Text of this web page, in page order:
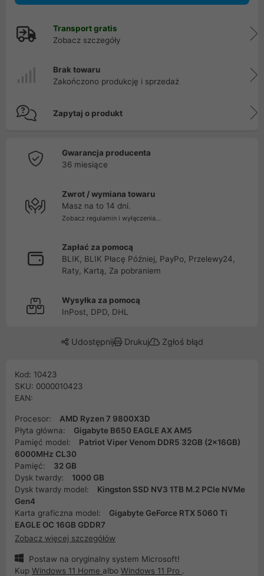
Transport gratis
Zobacz szczegóły
Brak towaru
Zakończono produkcję i sprzedaż
Zapytaj o produkt
Gwarancja producenta
36 miesiące
Zwrot / wymiana towaru
Masz na to 14 dni.
Zobacz regulamin i wyłączenia...
Zapłać za pomocą
BLIK, BLIK Płacę Później, PayPo, Przelewy24,
Raty, Kartą, Za pobraniem
Wysyłka za pomocą
InPost, DPD, DHL
Udostępnij Drukuj Zgłoś błąd
Kod: 10423
SKU: 0000010423
EAN:
Procesor:
AMD Ryzen 7 9800X3D
Płyta główna:
Gigabyte B650 EAGLE AX AM5
Pamięć model:
Patriot Viper Venom DDR5 32GB (2x16GB)
6000MHz CL30
Pamięć:
32 GB
Dysk twardy:
1000 GB
Dysk twardy model:
Kingston SSD NV3 1TB M.2 PCIe NVMe
Gen4
Karta graficzna model:
Gigabyte GeForce RTX 5060 Ti
EAGLE OC 16GB GDDR7
Zobacz więcej szczegółów
Postaw na oryginalny system Microsoft!
Kup Windows 11 Home albo Windows 11 Pro .